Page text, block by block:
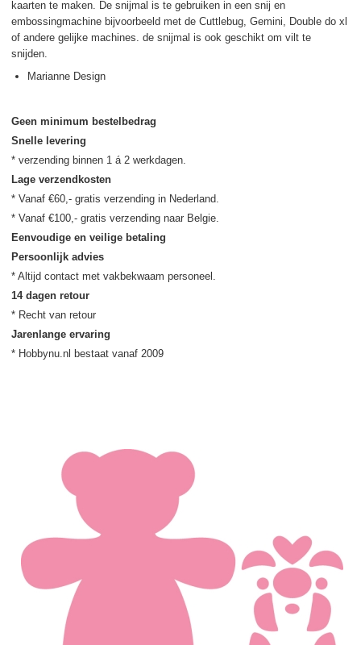
kaarten te maken. De snijmal is te gebruiken in een snij en
embossingmachine bijvoorbeeld met de Cuttlebug, Gemini, Double do xl
of andere gelijke machines. de snijmal is ook geschikt om vilt te
snijden.
Marianne Design
Geen minimum bestelbedrag
Snelle levering
Lage verzendkosten
* Vanaf €60,- gratis verzending in Nederland.
Eenvoudige en veilige betaling
Persoonlijk advies
14 dagen retour
Jarenlange ervaring
* Hobbynu.nl bestaat vanaf 2009